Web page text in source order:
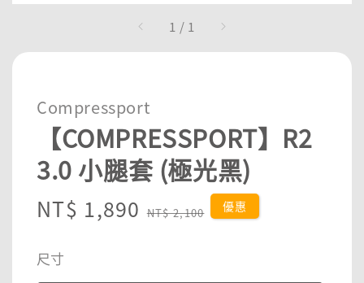
1 / 1
Compressport
【COMPRESSPORT】R2
3.0 小腿套 (極光黑)
Sale
NT$ 1,890 Regular
NT$ 2,100 優惠
尺寸